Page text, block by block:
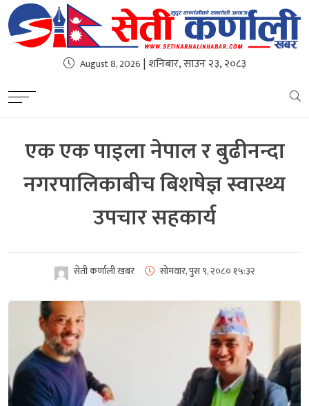
August 8, 2026 | शनिबार, साउन २३, २०८३
एक एक पाइला नेपाल र बुढीनन्दा
नगरपालिकाबीच बिशषेज्ञ स्वास्थ्य
उपचार सहकार्य
सेती कर्णाली खबर सोमवार, पुस ९, २०८० १५:३२